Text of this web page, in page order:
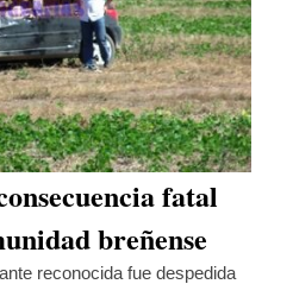
fatal
breñense
reconocida fue despedida